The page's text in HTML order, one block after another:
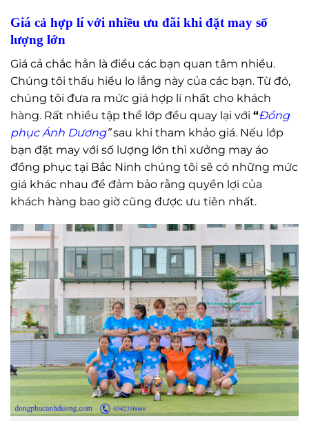
Giá cả hợp lí với nhiều ưu đãi khi đặt may số
lượng lớn
Giá cả chắc hẳn là điều các bạn quan tâm nhiều.
Chúng tôi thấu hiểu lo lắng này của các bạn. Từ đó,
chúng tôi đưa ra mức giá hợp lí nhất cho khách
hàng. Rất nhiều tập thể lớp đều quay lại với “Đồng
phục Ánh Dương”sau khi tham khảo giá. Nếu lớp
bạn đặt may với số lượng lớn thì xưởng may áo
đồng phục tại Bắc Ninh chúng tôi sẽ có những mức
giá khác nhau để đảm bảo rằng quyền lợi của
khách hàng bao giờ cũng được ưu tiên nhất.